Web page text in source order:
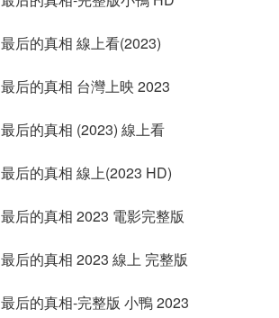
最后的真相 線上看(2023)
最后的真相 台灣上映 2023
最后的真相 (2023) 線上看
最后的真相 線上(2023 HD)
最后的真相 2023 電影完整版
最后的真相 2023 線上 完整版
最后的真相-完整版 小鴨 2023